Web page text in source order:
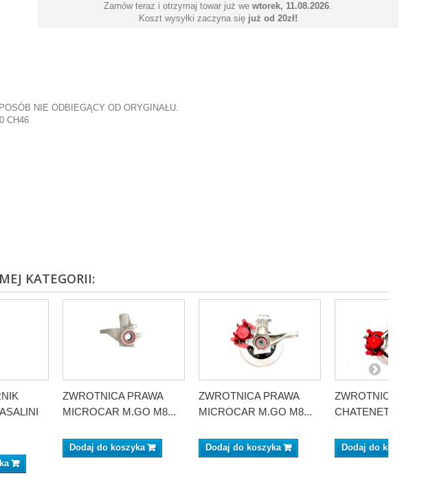
Zamów teraz i otrzymaj towar już wewtorek, 11.08.2026.
Koszt wysyłki zaczyna się już od 20zł!
NIE ODBIEGĄCY OD ORYGINAŁU.
CH46
KATEGORII:
ZWROTNICA PRAWA
MICROCAR M.GO M8...
Dodaj do koszyka
ZWROTNICA PRAWA
MICROCAR M.GO M8...
Dodaj do koszyka
ZWROTNICA PRAWA
CHATENET OD 2011...
Dodaj do koszyka